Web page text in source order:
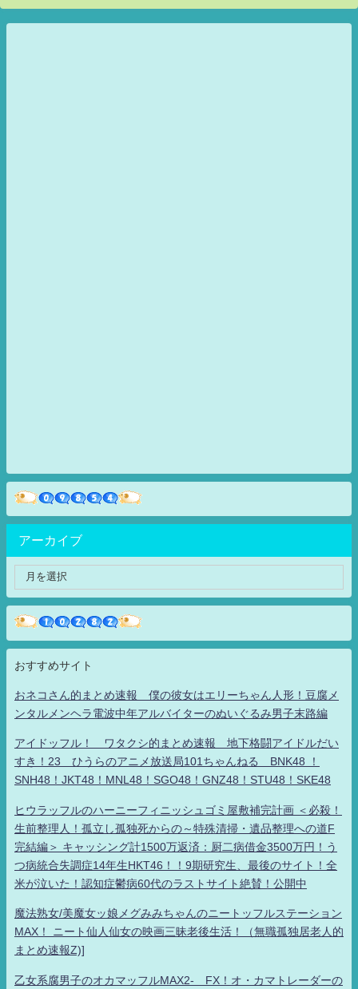
アーカイブ
おすすめサイト
おネコさん的まとめ速報 僕の彼女はエリーちゃん人形！豆腐メ
ンタルメンヘラ電波中年アルバイターのぬいぐるみ男子末路編
アイドッフル！ ワタクシ的まとめ速報 地下格闘アイドルだい
すき！23 ひうらのアニメ放送局101ちゃんねる BNK48 ！
SNH48！JKT48！MNL48！SGO48！GNZ48！STU48！SKE48
ヒウラッフルのハーニーフィニッシュゴミ屋敷補完計画 ＜必殺！
生前整理人！孤立し孤独死からの～特殊清掃・遺品整理への道F
完結編＞ キャッシング計1500万返済：厨二病借金3500万円！う
つ病統合失調症14年生HKT46！！9期研究生、最後のサイト！全
米が泣いた！認知症鬱病60代のラストサイト絶賛！公開中
魔法熟女/美魔女ッ娘メグみみちゃんのニートッフルステーション
MAX！ ニート仙人仙女の映画三昧老後生活！（無職孤独居老人的
まとめ速報Z)]
乙女系腐男子のオカマッフルMAX2- FX！オ・カマトレーダーの